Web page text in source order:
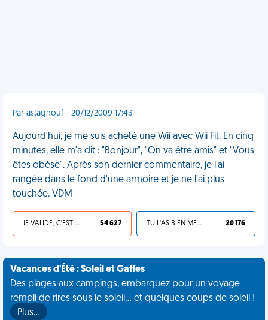
Par astagnouf - 20/12/2009 17:43
Aujourd'hui, je me suis acheté une Wii avec Wii Fit. En cinq
minutes, elle m'a dit : "Bonjour", "On va être amis" et "Vous
êtes obèse". Après son dernier commentaire, je l'ai
rangée dans le fond d'une armoire et je ne l'ai plus
touchée. VDM
JE VALIDE, C'EST UNE VDM 54 627 TU L'AS BIEN MÉRITÉ 20 176
Vacances d'Été : Soleil et Gaffes
Des plages aux campings, embarquez pour un voyage
rempli de rires sous le soleil... et quelques coups de soleil !
Plus…